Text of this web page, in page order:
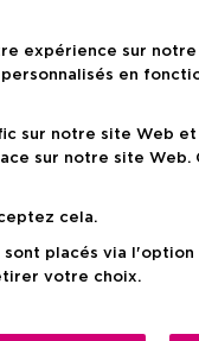
expérience sur
en
sur notre site Web
sur notre site Web.
cela.
sont placés via l'option
votre choix.